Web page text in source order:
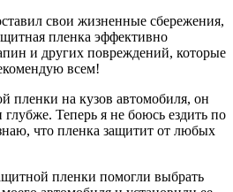
свои жизненные сбережения,
пленка эффективно
и других повреждений, которые
всем!
пленки на кузов автомобиля, он
глубже. Теперь я не боюсь ездить по
что пленка защитит от любых
пленки помогли выбрать